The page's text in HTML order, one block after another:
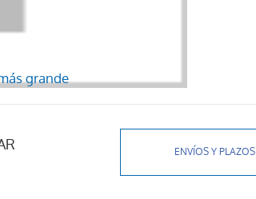
grande
ENVÍOS Y PLAZOS